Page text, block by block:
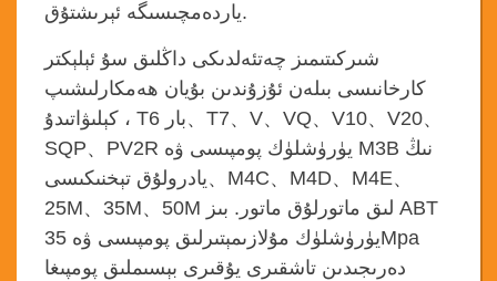
ياردەمچىسىگە ئېرىشتۇق.
شىركىتىمىز چەتئەلدىكى داڭلىق سۇ ئېلېكتر
كارخانىسى بىلەن ئۇزۇندىن بۇيان ھەمكارلىشىپ
كېلىۋاتىدۇ ، T6 بار、 T7、 V、 VQ、 V10、 V20、
SQP、 PV2R يۈرۈشلۈك پومپىسى ۋە M3B نىڭ
يادرولۇق تېخنىكىسى、 M4C、 M4D、 M4E、
25M、 35M、 50M لىق ماتورلۇق ماتور. بىز ABT
يۈرۈشلۈك مۇلازىمېتىرلىق پومپىسى ۋە 35Mpa
دەرىجىدىن تاشقىرى يۇقىرى بېسىملىق پومپىغا